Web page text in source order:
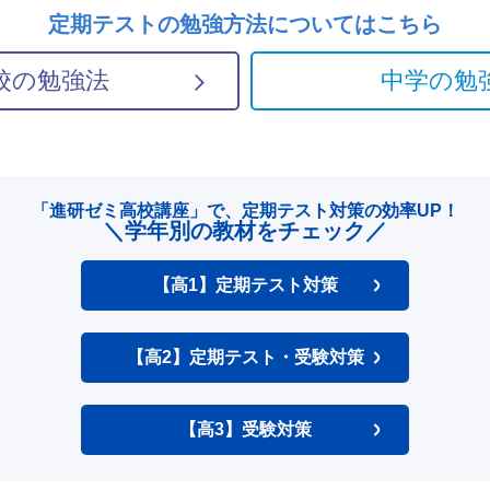
定期テストの勉強方法についてはこちら
の勉強法 中学の勉
「進研ゼミ高校講座」で、 定期テスト対策の効率UP！
＼学年別の教材をチェック／
【高1】定期テスト対策
【高2】定期テスト・受験対策
【高3】受験対策